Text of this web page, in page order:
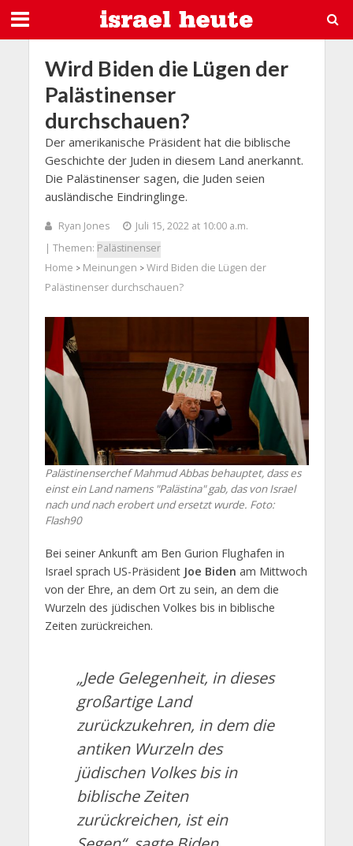
Wird Biden die Lügen der
Palästinenser
durchschauen?
Der amerikanische Präsident hat die biblische
Geschichte der Juden in diesem Land anerkannt.
Die Palästinenser sagen, die Juden seien
ausländische Eindringlinge.
Ryan Jones
Juli 15, 2022 at 10:00 a.m.
| Themen: Palästinenser
Home > Meinungen > Wird Biden die Lügen der
Palästinenser durchschauen?
Palästinenserchef Mahmud Abbas behauptet, dass es
einst ein Land namens "Palästina" gab, das von Israel
nach und nach erobert und ersetzt wurde. Foto:
Flash90
Bei seiner Ankunft am Ben Gurion Flughafen in
Israel sprach US-Präsident Joe Biden am Mittwoch
von der Ehre, an dem Ort zu sein, an dem die
Wurzeln des jüdischen Volkes bis in biblische
Zeiten zurückreichen.
„Jede Gelegenheit, in dieses
großartige Land
zurückzukehren, in dem die
antiken Wurzeln des
jüdischen Volkes bis in
biblische Zeiten
zurückreichen, ist ein